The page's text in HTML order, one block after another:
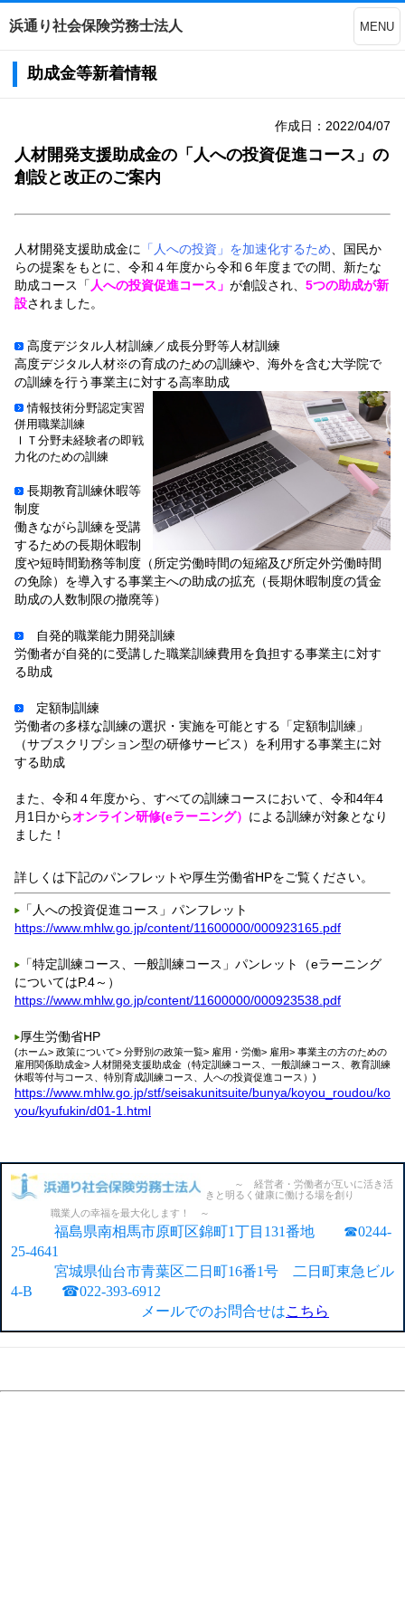
浜通り社会保険労務士法人 MENU
助成金等新着情報
作成日：2022/04/07
人材開発支援助成金の「人への投資促進コース」の
創設と改正のご案内
人材開発支援助成金に 「人への投資」を加速化するため 、国民か
らの提案をもとに、令和４年度から令和６年度までの間、新たな
助成コース「 人への投資促進コース」 が創設され、 5つの助成が新
設されました。
高度デジタル人材訓練／成長分野等人材訓練
高度デジタル人材※の育成のための訓練や、海外を含む大学院で
の訓練を行う事業主に対する高率助成
情報技術分野認定実習
併用職業訓練
ＩＴ分野未経験者の即戦
力化のための訓練
長期教育訓練休暇等
制度
働きながら訓練を受講
するための長期休暇制
度や短時間勤務等制度（所定労働時間の短縮及び所定外労働時間
の免除）を導入する事業主への助成の拡充（長期休暇制度の賃金
助成の人数制限の撤廃等）
自発的職業能力開発訓練
労働者が自発的に受講した職業訓練費用を負担する事業主に対す
る助成
定額制訓練
労働者の多様な訓練の選択・実施を可能とする「定額制訓練」
（サブスクリプション型の研修サービス）を利用する事業主に対
する助成
また、令和４年度から、すべての訓練コースにおいて、令和4年4
月1日からオンライン研修(eラーニング） による訓練が対象となり
ました！
詳しくは下記のパンフレットや厚生労働省HPをご覧ください。
「人への投資促進コース」パンフレット
https://www.mhlw.go.jp/content/11600000/000923165.pdf
「特定訓練コース、一般訓練コース」パンレット（eラーニング
についてはP.4～）
https://www.mhlw.go.jp/content/11600000/000923538.pdf
厚生労働省HP
(ホーム> 政策について> 分野別の政策一覧> 雇用・労働> 雇用> 事業主の方のための
雇用関係助成金> 人材開発支援助成金（特定訓練コース、一般訓練コース、教育訓練
休暇等付与コース、特別育成訓練コース、人への投資促進コース）)
https://www.mhlw.go.jp/stf/seisakunitsuite/bunya/koyou_roudou/ko
you/kyufukin/d01-1.html
～ 経営者・労働者が互いに活き活
きと明るく健康に働ける場を創り
職業人の幸福を最大化します！ ～
福島県南相馬市原町区錦町1丁目131番地 ☎0244-
25-4641
宮城県仙台市青葉区二日町16番1号 二日町東急ビル
4-B ☎022-393-6912
メールでのお問合せはこちら